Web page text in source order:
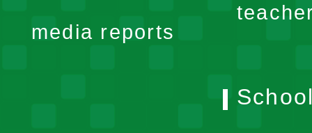
media reports